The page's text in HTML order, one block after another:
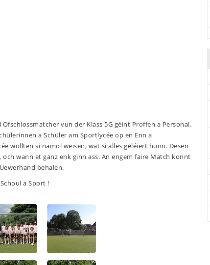
vun der Klass 5G géint Proffen a Personal.
a Schüler am Sportlycée op en Enn a
wollten si namol weisen, wat si alles geléiert hunn. Dësen
och wann et ganz enk ginn ass. An engem faire Match konnt
behalen.
a Sport !